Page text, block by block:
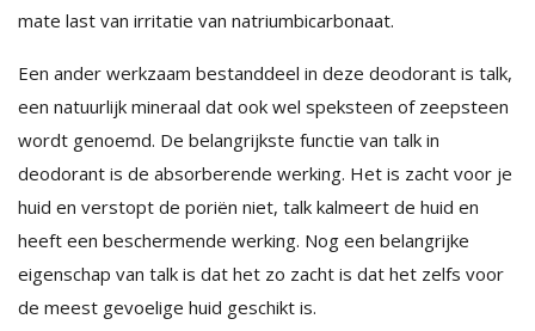
mate last van irritatie van natriumbicarbonaat.
Een ander werkzaam bestanddeel in deze deodorant is talk,
een natuurlijk mineraal dat ook wel speksteen of zeepsteen
wordt genoemd. De belangrijkste functie van talk in
deodorant is de absorberende werking. Het is zacht voor je
huid en verstopt de poriën niet, talk kalmeert de huid en
heeft een beschermende werking. Nog een belangrijke
eigenschap van talk is dat het zo zacht is dat het zelfs voor
de meest gevoelige huid geschikt is.